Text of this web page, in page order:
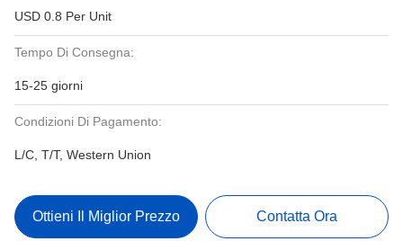
USD 0.8 Per Unit
Tempo Di Consegna:
15-25 giorni
Condizioni Di Pagamento:
L/C, T/T, Western Union
Ottieni Il Miglior Prezzo Contatta Ora